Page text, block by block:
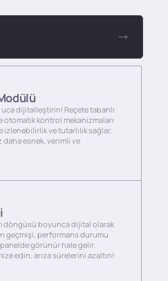
dijitalleştirin! Reçete tabanlı
otomatik kontrol mekanizmaları
ve tutarlılık sağlar.
daha esnek, verimli ve
döngüsü boyunca dijital olarak
geçmişi, performans durumu
görünür hale gelir.
edin, arıza sürelerini azaltın!